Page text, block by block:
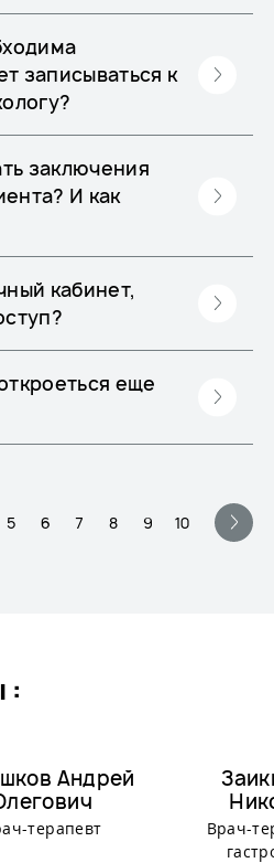
записываться к
заключения
И как
кабинет,
еще
5 6 7 8 9 10
:
Андрей
терапевт
Врач-